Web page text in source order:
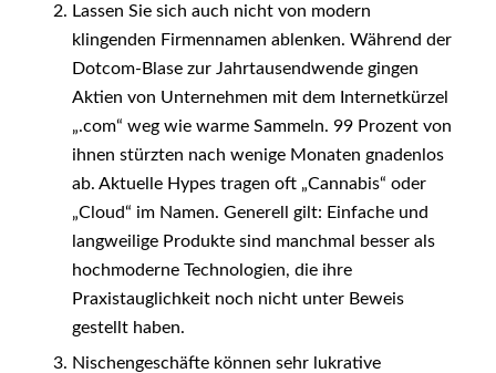
Lassen Sie sich auch nicht von modern
klingenden Firmennamen ablenken. Während der
Dotcom-Blase zur Jahrtausendwende gingen
Aktien von Unternehmen mit dem Internetkürzel
„.com“ weg wie warme Sammeln. 99 Prozent von
ihnen stürzten nach wenige Monaten gnadenlos
ab. Aktuelle Hypes tragen oft „Cannabis“ oder
„Cloud“ im Namen. Generell gilt: Einfache und
langweilige Produkte sind manchmal besser als
hochmoderne Technologien, die ihre
Praxistauglichkeit noch nicht unter Beweis
gestellt haben.
Nischengeschäfte können sehr lukrative